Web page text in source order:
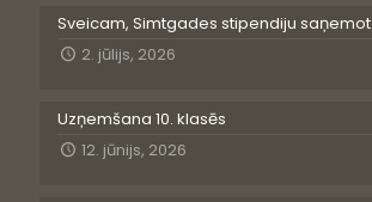
Sveicam, Simtgades stipendiju saņemot
2. jūlijs, 2026
Uzņemšana 10. klasēs
12. jūnijs, 2026